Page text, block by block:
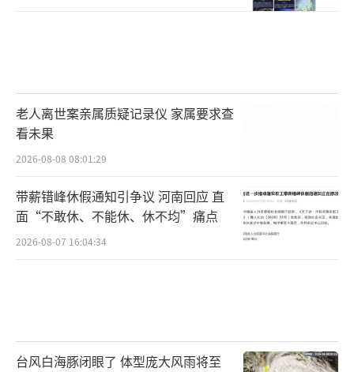
老人离世案亲属质疑记录仪 家属要求查
看未果
2026-08-08 08:01:29
带薪错峰休假通知引争议 河南回应 直
面“不敢休、不能休、休不均”痛点
2026-08-07 16:04:34
台风白海豚闭眼了 体型庞大风雨将至